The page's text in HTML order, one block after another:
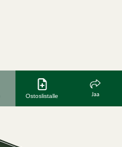
Ostoslistalle Jaa